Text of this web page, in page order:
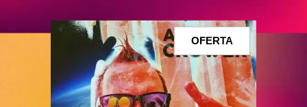
OFERTA
OFERTA